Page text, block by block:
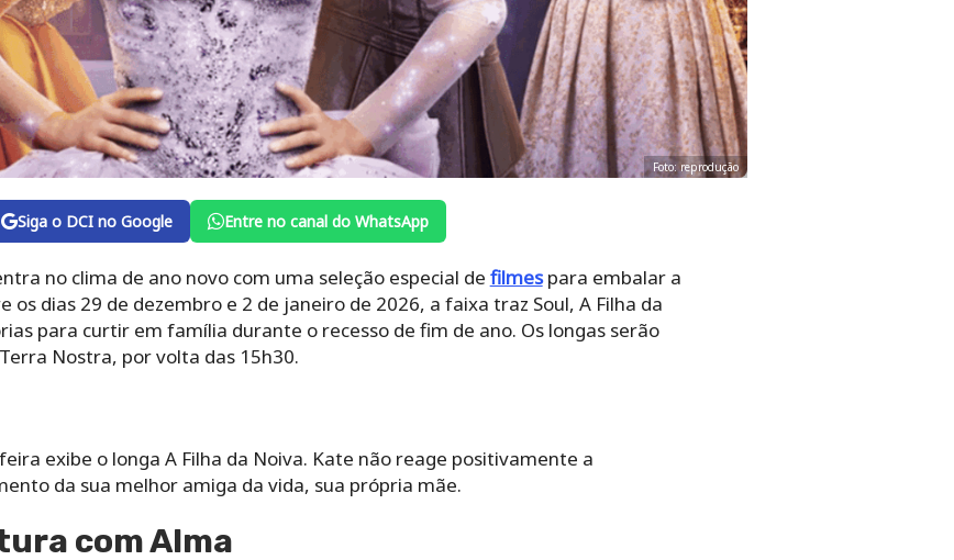
Foto: reprodução
Siga o DCI no Google Entre no canal do WhatsApp
no clima de ano novo com uma seleção especial de filmespara embalar a
os dias 29 de dezembro e 2 de janeiro de 2026, a faixa traz Soul, A Filha da
para curtir em família durante o recesso de fim de ano. Os longas serão
Nostra, por volta das 15h30.
exibe o longa A Filha da Noiva. Kate não reage positivamente a
da sua melhor amiga da vida, sua própria mãe.
com Alma